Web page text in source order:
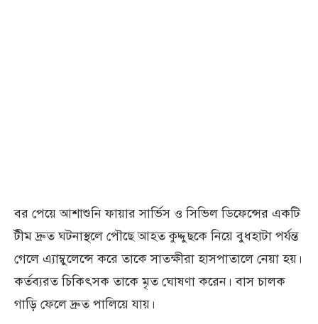
বর পেয়ে আশাশুনি ফায়ার সার্ভিস ও সিভিল ডিফেন্সের একটি
টীম দ্রুত ঘটনাস্থলে পৌছে আহত কুদ্দুছকে নিয়ে বুধহাটা পর্যন্ত
গেলে এ্যাম্বুলেন্সে করে তাকে সাতক্ষীরা হাসপাতালে নেয়া হয়।
কর্তব্যরত চিকিৎসক তাকে মৃত ঘোষণা করেন। বাস চালক
গাড়ি ফেলে দ্রুত পালিয়ে যায়।